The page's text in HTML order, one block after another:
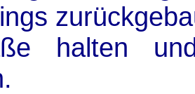
halten